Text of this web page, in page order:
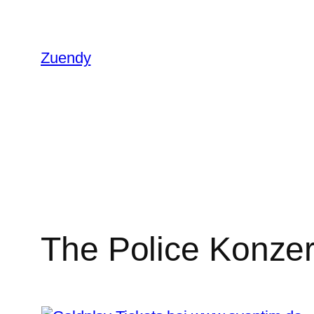
springenZuendy
The Police